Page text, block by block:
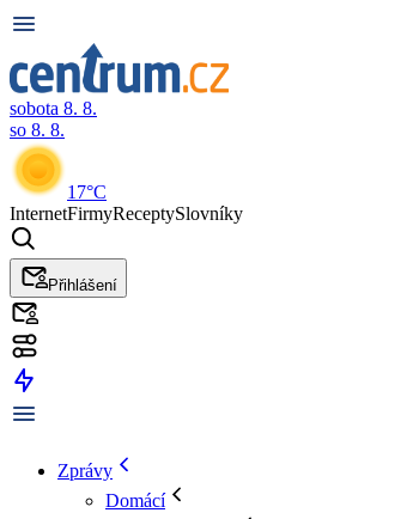
sobota 8. 8.
so 8. 8.
17°C
InternetFirmyReceptySlovníky
Přihlášení
Zprávy
Domácí